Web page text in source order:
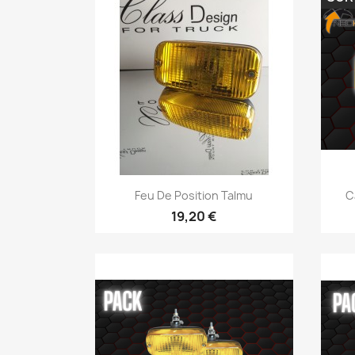
Aperçu rapide
Feu De Position Talmu
19,20 €